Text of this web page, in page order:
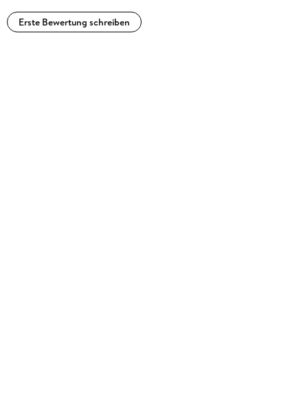
Erste Bewertung schreiben